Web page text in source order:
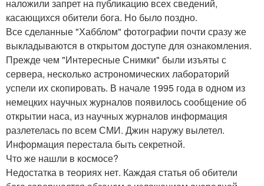
наложили запрет на публикацию всех сведений,
касающихся обители бога. Но было поздно.
Все сделанные "Хабблом" фотографии почти сразу же
выкладываются в открытом доступе для ознакомления.
Прежде чем "Интересные Снимки" были изъяты с
сервера, несколько астрономических лабораторий
успели их скопировать. В начале 1995 года в одном из
немецких научных журналов появилось сообщение об
открытии наса, из научных журналов информация
разлетелась по всем СМИ. Джин наружу вылетел.
Информация перестала быть секретной.
Что же нашли в космосе?
Недостатка в теориях нет. Каждая статья об обители